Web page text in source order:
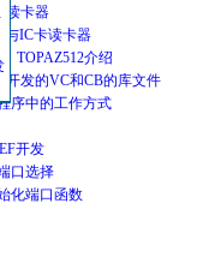
读卡器
与IC卡读卡器
TOPAZ512介绍
开发的VC和CB的库文件
序中的工作方式
开发
口选择
化端口函数